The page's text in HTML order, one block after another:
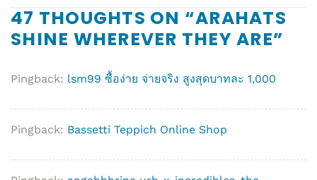
47 THOUGHTS ON “ARAHATS
SHINE WHEREVER THEY ARE”
Pingback: lsm99 ซื้อง่าย จ่ายจริง สูงสุดบาทละ 1,000
Pingback: Bassetti Teppich Online Shop